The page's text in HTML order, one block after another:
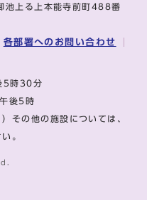
上る上本能寺前町488番
各部署へのお問い合わせ
5時30分
午後5時
その他の施設については、
。